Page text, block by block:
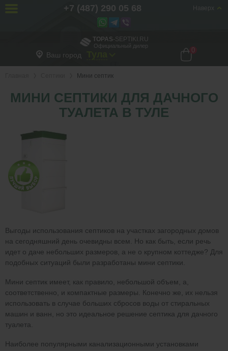
TOPAS-SEPTIKI.RU
Официальный дилер
Ваш город
0
Мини септик
МИНИ СЕПТИКИ ДЛЯ ДАЧНОГО
ТУАЛЕТА В ТУЛЕ
Выгоды использования септиков на участках загородных домов
на сегодняшний день очевидны всем. Но как быть, если речь
идет о даче небольших размеров, а не о крупном коттедже? Для
подобных ситуаций были разработаны мини септики.
Мини септик имеет, как правило, небольшой объем, а,
соответственно, и компактные размеры. Конечно же, их нельзя
использовать в случае больших сбросов воды от стиральных
машин и ванн, но это идеальное решение септика для дачного
туалета.
Наиболее популярными канализационными установками
Наверх
+7 (487) 290 05 68